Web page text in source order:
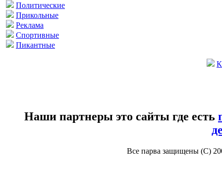
Политические
Прикольные
Реклама
Спортивные
Пикантные
Наши партнеры это сайты где есть
Все парва защищены (С)